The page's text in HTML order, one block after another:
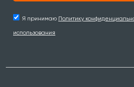
Я принимаю Политику
использования